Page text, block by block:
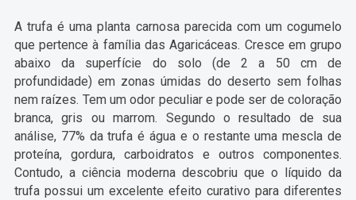
A trufa é uma planta carnosa parecida com um cogumelo
que pertence à família das Agaricáceas. Cresce em grupo
abaixo da superfície do solo (de 2 a 50 cm de
profundidade) em zonas úmidas do deserto sem folhas
nem raízes. Tem um odor peculiar e pode ser de coloração
branca, gris ou marrom. Segundo o resultado de sua
análise, 77% da trufa é água e o restante uma mescla de
proteína, gordura, carboidratos e outros componentes.
Contudo, a ciência moderna descobriu que o líquido da
trufa possui um excelente efeito curativo para diferentes